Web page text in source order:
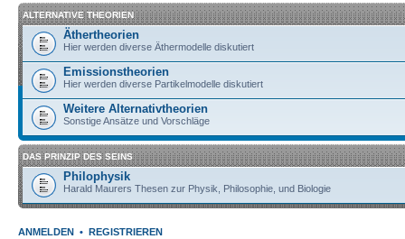
ALTERNATIVE THEORIEN
Äthertheorien
Hier werden diverse Äthermodelle diskutiert
Emissionstheorien
Hier werden diverse Partikelmodelle diskutiert
Weitere Alternativtheorien
Sonstige Ansätze und Vorschläge
DAS PRINZIP DES SEINS
Philophysik
Harald Maurers Thesen zur Physik, Philosophie, und Biologie
ANMELDEN • REGISTRIEREN